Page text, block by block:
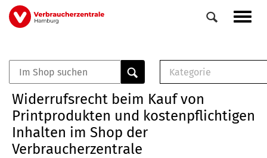
Direkt
zum
Veranstaltungen
0
Elemente
Kategorie
Musterbrief (RTF)
E-Broschüre
Widerrufsrecht beim Kauf von
Printprodukten und kostenpflichtigen
Inhalten im Shop der
Verbraucherzentrale